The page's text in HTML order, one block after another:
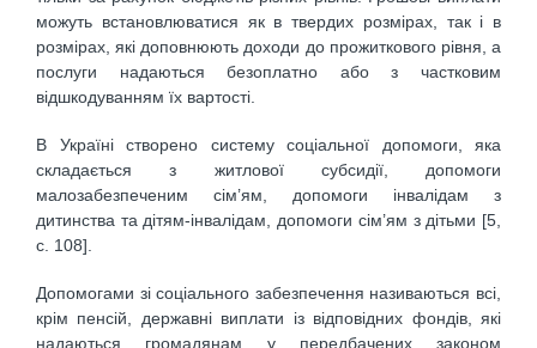
можуть встановлюватися як в твердих розмірах, так і в
розмірах, які доповнюють доходи до прожиткового рівня, а
послуги надаються безоплатно або з частковим
відшкодуванням їх вартості.
В Україні створено систему соціальної допомоги, яка
складається з житлової субсидії, допомоги
малозабезпеченим сім’ям, допомоги інвалідам з
дитинства та дітям-інвалідам, допомоги сім’ям з дітьми [5,
c. 108].
Допомогами зі соціального забезпечення називаються всі,
крім пенсій, державні виплати із відповідних фондів, які
надаються громадянам у передбачених законом